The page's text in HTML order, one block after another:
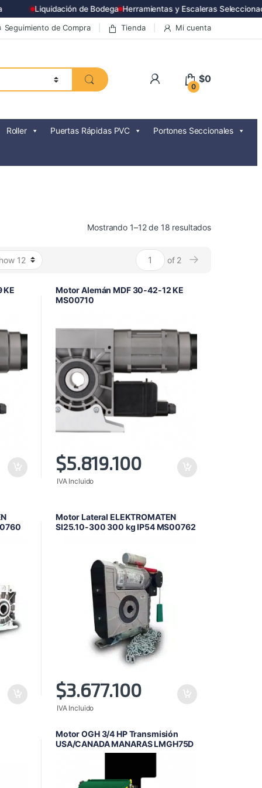
Liquidación de Bodega Herramientas y Escaleras
Seguimiento de Compra Tienda Mi cuenta
0
$0
Roller Puertas Rápidas PVC Portones Seccionales
Mostrando 1–12 de 18 resultadosOrdenado
of 2 →
KE
Motor Alemán MDF 30-42-12 KE
MS00710
$5.819.100
IVA Incluido
Motor Lateral ELEKTROMATEN
SI25.10-300 300 kg IP54 MS00762
$3.677.100
IVA Incluido
Motor OGH 3/4 HP Transmisión
USA/CANADA MANARAS LMGH75D